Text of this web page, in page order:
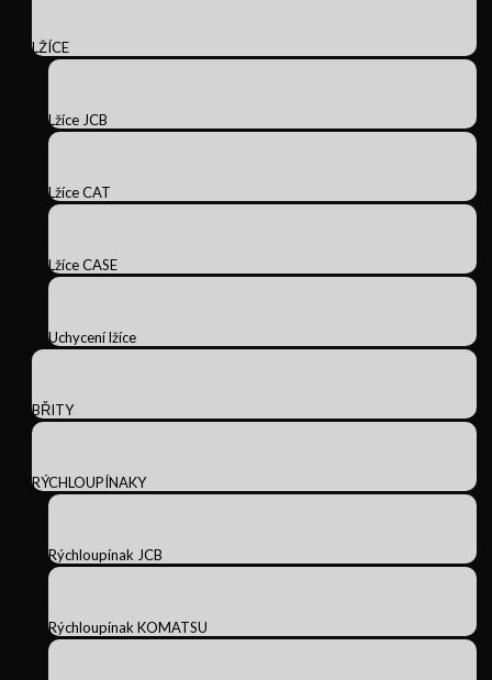
LŽÍCE
Lžíce JCB
Lžíce CAT
Lžíce CASE
Uchycení lžíce
BŘITY
RÝCHLOUPÍNAKY
Rýchloupínak JCB
Rýchloupínak KOMATSU